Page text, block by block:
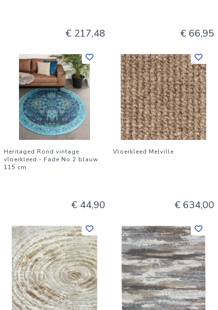
€ 217,48 € 66,95
Heritaged Rond vintage
vloerkleed - Fade No.2 blauw
115 cm
€ 44,90
Vloerkleed Melville
€ 634,00